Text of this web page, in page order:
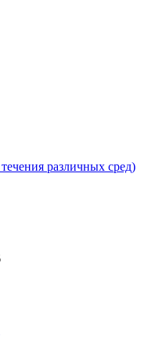
различных сред)